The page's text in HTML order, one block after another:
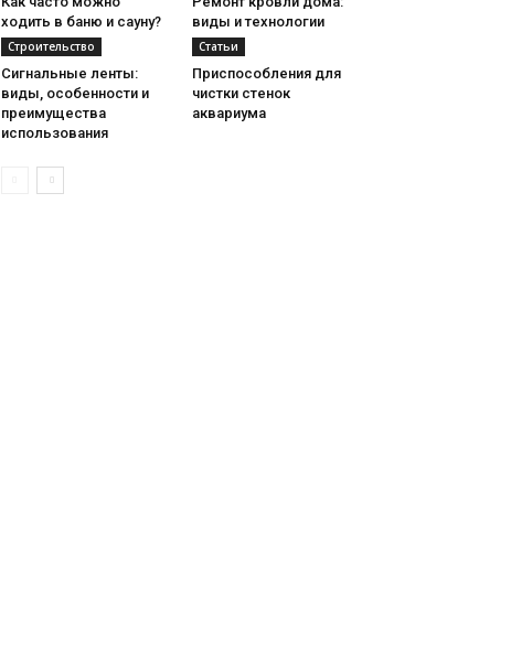
ходить в баню и сауну?
виды и технологии
Строительство
Сигнальные ленты:
виды, особенности и
преимущества
использования
Статьи
Приспособления для
чистки стенок
аквариума